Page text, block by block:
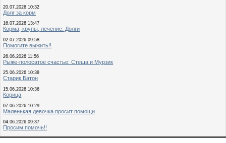
20.07.2026 10:32
Долг за корм
16.07.2026 13:47
Корма, крупы, лечение. Долги
02.07.2026 09:58
Помогите выжить!!
26.06.2026 11:56
Рыже-полосатое счастье: Стеша и Мурзик
25.06.2026 10:38
Старик Батон
15.06.2026 10:36
Корица
07.06.2026 10:29
Маленькая девочка просит помощи
04.06.2026 09:37
Просим помочь!!